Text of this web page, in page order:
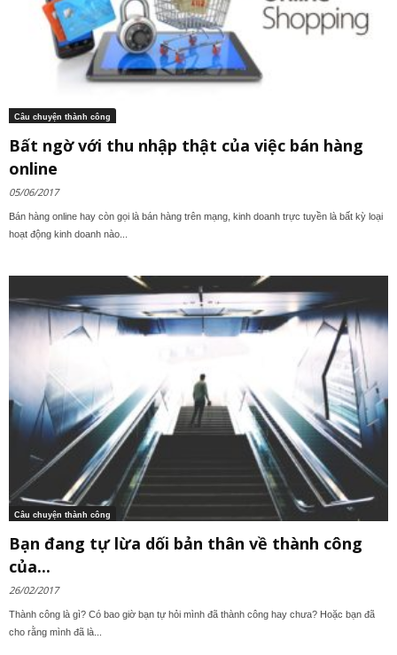
Câu chuyện thành công
Bất ngờ với thu nhập thật của việc bán hàng
online
05/06/2017
Bán hàng online hay còn gọi là bán hàng trên mạng, kinh doanh trực tuyền là bất kỳ loại
hoạt động kinh doanh nào...
Câu chuyện thành công
Bạn đang tự lừa dối bản thân về thành công
của...
26/02/2017
Thành công là gì? Có bao giờ bạn tự hỏi mình đã thành công hay chưa? Hoặc bạn đã
cho rằng mình đã là...